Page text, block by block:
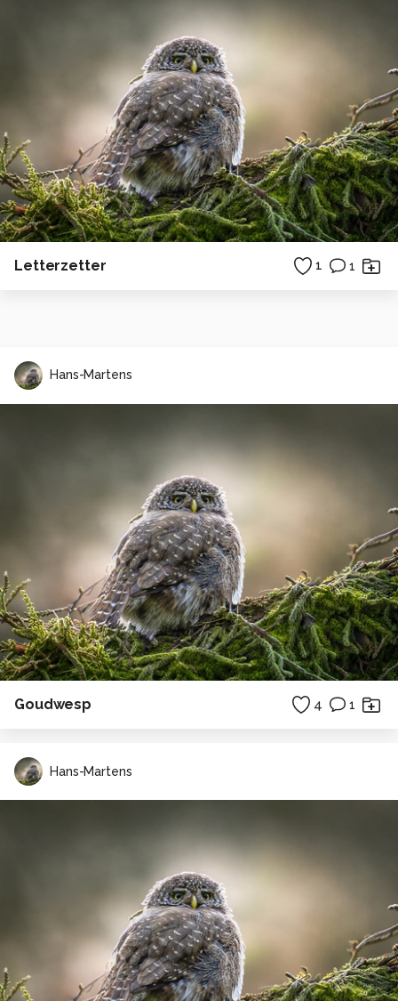
Letterzetter 1 1
Hans-Martens
Goudwesp 4 1
Hans-Martens